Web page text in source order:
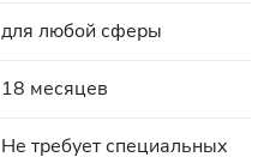
для любой сферы
18 месяцев
Не требует специальных